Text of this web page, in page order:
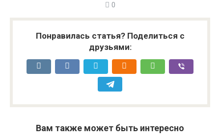
0
Понравилась статья? Поделиться с
друзьями:
Вам также может быть интересно